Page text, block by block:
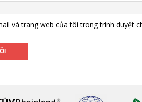
và trang web của tôi trong trình duyệt